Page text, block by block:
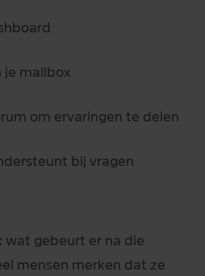
je mailbox
om ervaringen te delen
bij vragen
wat gebeurt er na die
mensen merken dat ze